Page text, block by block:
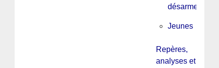
désarmement
Jeunes
Repères,
analyses et